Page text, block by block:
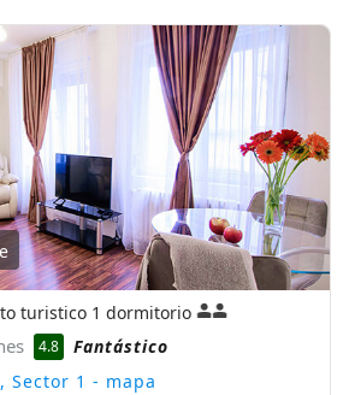
turistico 1 dormitorio
4.8
Fantástico
Sector 1 - mapa